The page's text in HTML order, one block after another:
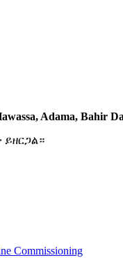
Adama, Bahir
Commissioning